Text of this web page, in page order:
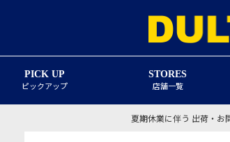
PICK UP
ピックアップ
STORES
店舗一覧
夏期休業に伴う 出荷・お